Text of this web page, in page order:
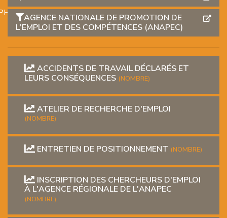
AGENCE NATIONALE DE PROMOTION DE
L'EMPLOI ET DES COMPÉTENCES (ANAPEC)
ACCIDENTS DE TRAVAIL DÉCLARÉS ET
LEURS CONSÉQUENCES (NOMBRE)
ATELIER DE RECHERCHE D'EMPLOI
(NOMBRE)
ENTRETIEN DE POSITIONNEMENT (NOMBRE)
INSCRIPTION DES CHERCHEURS D'EMPLOI
À L'AGENCE RÉGIONALE DE L'ANAPEC
(NOMBRE)